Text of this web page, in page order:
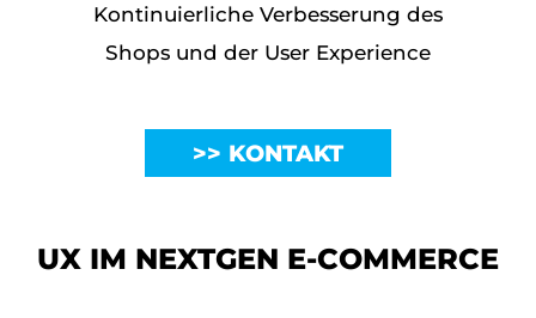
Kontinuierliche Verbesserung des
Shops und der User Experience
KONTAKT
UX IM NEXTGEN E-COMMERCE